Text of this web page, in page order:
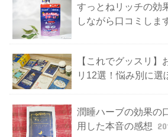
すっとねリッチの効
しながら口コミしま
【これでグッスリ】
リ12選！悩み別に選
潤睡ハーブの効果の
用した本音の感想